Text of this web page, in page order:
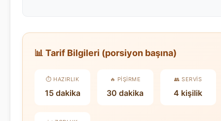
📊 Tarif Bilgileri (porsiyon başına)
⏱️ HAZIRLIK
15 dakika
🔥 PIŞIRME
30 dakika
👥 SERVIS
4 kişilik